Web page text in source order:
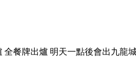
全餐牌出爐 明天一點後會出九龍